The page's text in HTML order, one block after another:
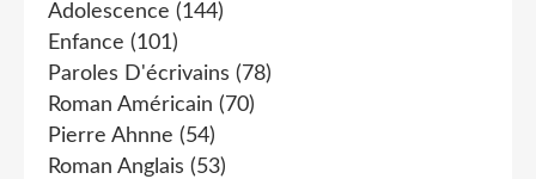
Adolescence (144)
Enfance (101)
Paroles D'écrivains (78)
Roman Américain (70)
Pierre Ahnne (54)
Roman Anglais (53)